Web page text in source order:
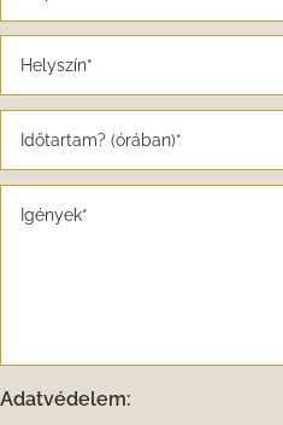
Adatvédelem: